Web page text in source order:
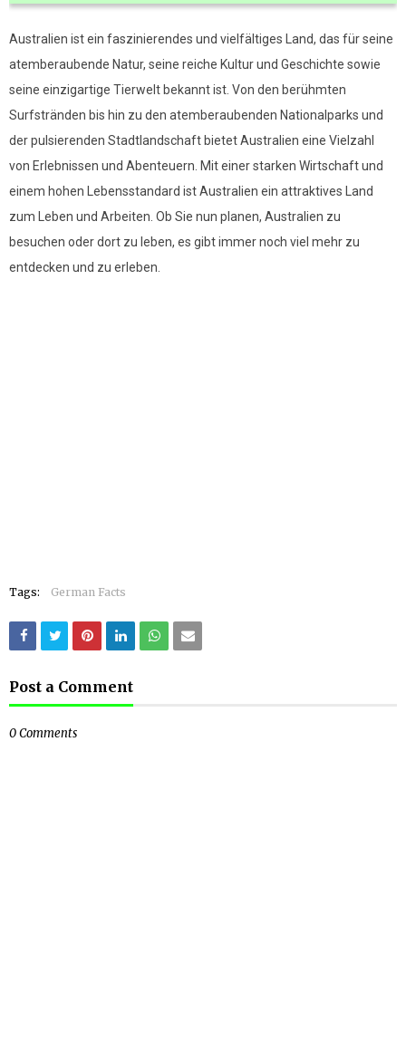
Australien ist ein faszinierendes und vielfältiges Land, das für seine
atemberaubende Natur, seine reiche Kultur und Geschichte sowie
seine einzigartige Tierwelt bekannt ist. Von den berühmten
Surfstränden bis hin zu den atemberaubenden Nationalparks und
der pulsierenden Stadtlandschaft bietet Australien eine Vielzahl
von Erlebnissen und Abenteuern. Mit einer starken Wirtschaft und
einem hohen Lebensstandard ist Australien ein attraktives Land
zum Leben und Arbeiten. Ob Sie nun planen, Australien zu
besuchen oder dort zu leben, es gibt immer noch viel mehr zu
entdecken und zu erleben.
Tags: German Facts
Post a Comment
0 Comments